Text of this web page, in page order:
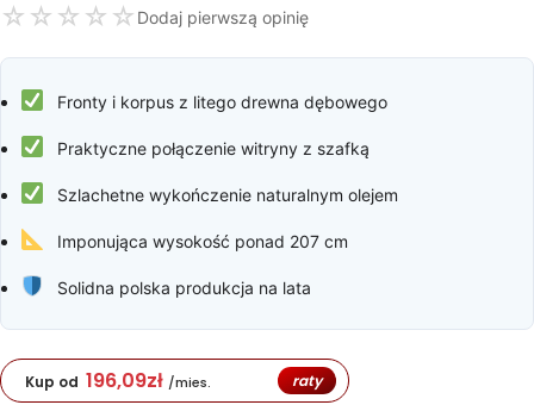
447,00 zł
☆ ☆ ☆ ☆ ☆ Dodaj pierwszą opinię
Fronty i korpus z litego drewna dębowego
Praktyczne połączenie witryny z szafką
Szlachetne wykończenie naturalnym olejem
Imponująca wysokość ponad 207 cm
Solidna polska produkcja na lata
Kup od 196,09zł /mies. raty